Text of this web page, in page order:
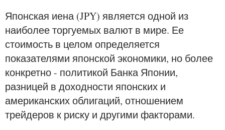
Японская иена (JPY) является одной из
наиболее торгуемых валют в мире. Ее
стоимость в целом определяется
показателями японской экономики, но более
конкретно - политикой Банка Японии,
разницей в доходности японских и
американских облигаций, отношением
трейдеров к риску и другими факторами.